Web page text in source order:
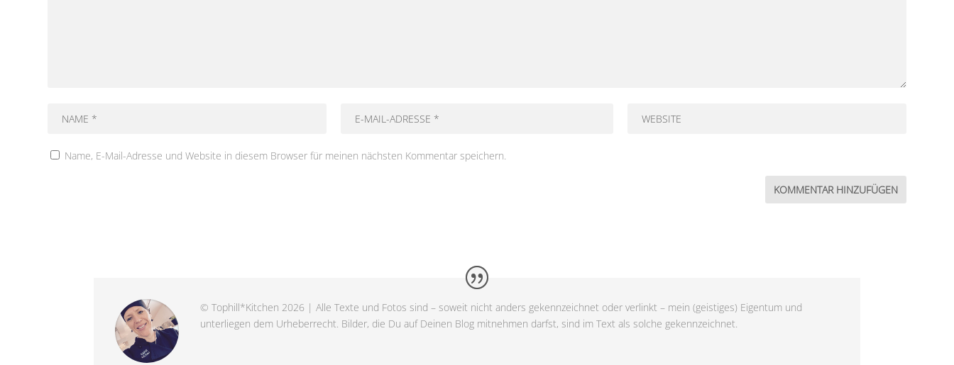
Name, E-Mail-Adresse und Website in diesem Browser für meinen nächsten Kommentar speichern.
© Tophill*Kitchen 2026 | Alle Texte und Fotos sind – soweit nicht anders gekennzeichnet oder verlinkt – mein (geistiges) Eigentum und
unterliegen dem Urheberrecht. Bilder, die Du auf Deinen Blog mitnehmen darfst, sind im Text als solche gekennzeichnet.